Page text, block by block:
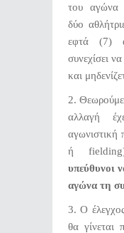
του αγώνα
δύο
εφτά (7)
συνεχίσει
και
2. Θεωρούμε
αλλαγή
ή
υπεύθυνοι
αγώνα τη
3. Ο
θα γίνεται